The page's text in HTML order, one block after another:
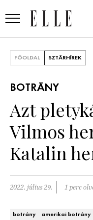
SZÉPSÉG
ÉLETMÓD
PÁRKAPCSOLAT
FŐOLDAL SZTÁRHÍREK
BOTRÁNY
Azt
Vilmos
Katalin
2022. július 29. 1 perc
botrány amerikai botrány